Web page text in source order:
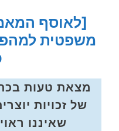
[לאוסף
משפטית
מצאת טעות
של זכויות
שאיננו